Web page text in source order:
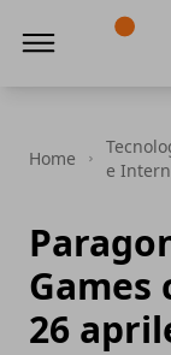
Home
e
Games
26